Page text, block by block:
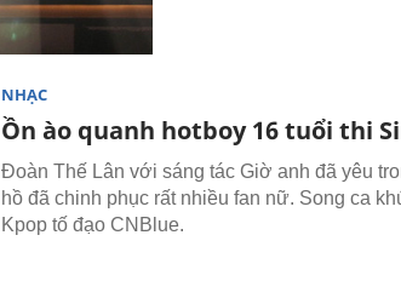
NHẠC
Ồn ào quanh hotboy 16 tuổi thi
Đoàn Thế Lân với sáng tác Giờ anh đã yêu
hồ đã chinh phục rất nhiều fan nữ. Song ca
Kpop tố đạo CNBlue.